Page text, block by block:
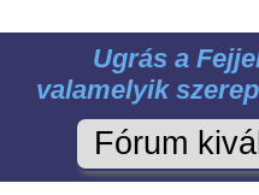
Ugrás a
valamelyik